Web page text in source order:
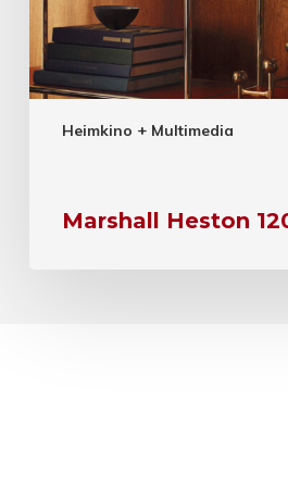
Heimkino + Multimedia
Marshall Heston